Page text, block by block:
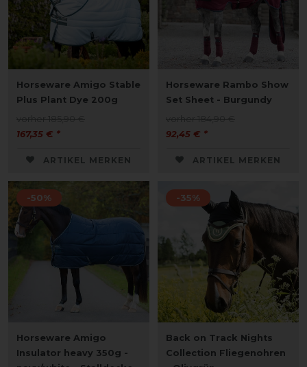
Horseware Amigo Stable
Plus Plant Dye 200g
167,35 € *
ARTIKEL MERKEN
Horseware Rambo Show
Set Sheet - Burgundy
92,45 € *
ARTIKEL MERKEN
-50%
Horseware Amigo
Insulator heavy 350g -
-35%
Back on Track Nights
Collection Fliegenohren